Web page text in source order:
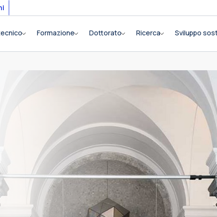
Formazione Dottorato Ricerca Sviluppo